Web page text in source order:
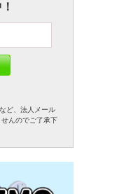
ど、法人メール
んのでご了承下